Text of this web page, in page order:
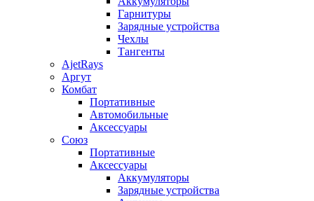
Гарнитуры
Зарядные устройства
Чехлы
Тангенты
AjetRays
Аргут
Комбат
Портативные
Автомобильные
Аксессуары
Союз
Портативные
Аксессуары
Аккумуляторы
Зарядные устройства